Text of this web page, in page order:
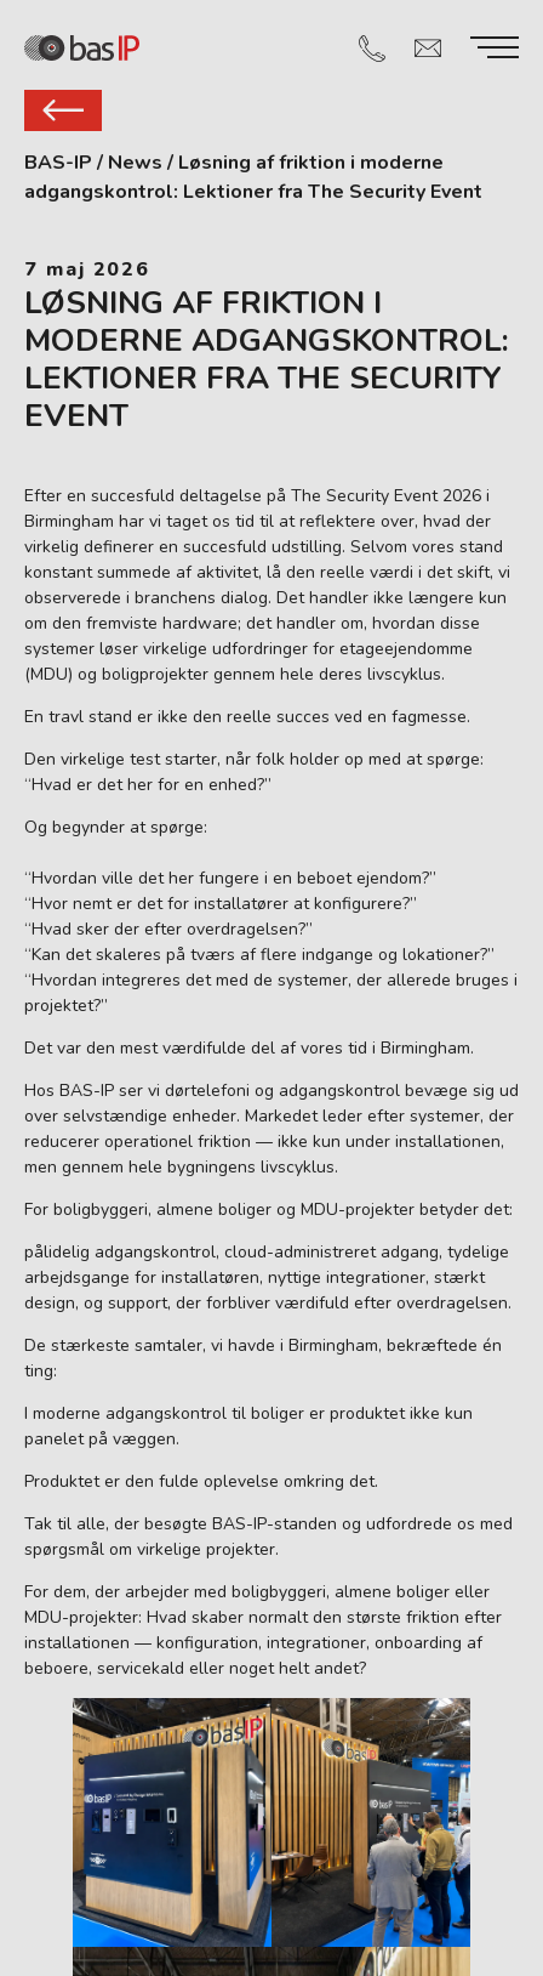
BAS-IP / News / Løsning af friktion i moderne
adgangskontrol: Lektioner fra The Security Event
7 maj 2026
LØSNING AF FRIKTION I
MODERNE ADGANGSKONTROL:
LEKTIONER FRA THE SECURITY
EVENT
Efter en succesfuld deltagelse på The Security Event 2026 i
Birmingham har vi taget os tid til at reflektere over, hvad der
virkelig definerer en succesfuld udstilling. Selvom vores stand
konstant summede af aktivitet, lå den reelle værdi i det skift, vi
observerede i branchens dialog. Det handler ikke længere kun
om den fremviste hardware; det handler om, hvordan disse
systemer løser virkelige udfordringer for etageejendomme
(MDU) og boligprojekter gennem hele deres livscyklus.
En travl stand er ikke den reelle succes ved en fagmesse.
Den virkelige test starter, når folk holder op med at spørge:
“Hvad er det her for en enhed?”
Og begynder at spørge:
“Hvordan ville det her fungere i en beboet ejendom?”
“Hvor nemt er det for installatører at konfigurere?”
“Hvad sker der efter overdragelsen?”
“Kan det skaleres på tværs af flere indgange og lokationer?”
“Hvordan integreres det med de systemer, der allerede bruges i
projektet?”
Det var den mest værdifulde del af vores tid i Birmingham.
Hos BAS-IP ser vi dørtelefoni og adgangskontrol bevæge sig ud
over selvstændige enheder. Markedet leder efter systemer, der
reducerer operationel friktion — ikke kun under installationen,
men gennem hele bygningens livscyklus.
For boligbyggeri, almene boliger og MDU-projekter betyder det:
pålidelig adgangskontrol, cloud-administreret adgang, tydelige
arbejdsgange for installatøren, nyttige integrationer, stærkt
design, og support, der forbliver værdifuld efter overdragelsen.
De stærkeste samtaler, vi havde i Birmingham, bekræftede én
ting:
I moderne adgangskontrol til boliger er produktet ikke kun
panelet på væggen.
Produktet er den fulde oplevelse omkring det.
Tak til alle, der besøgte BAS-IP-standen og udfordrede os med
spørgsmål om virkelige projekter.
For dem, der arbejder med boligbyggeri, almene boliger eller
MDU-projekter: Hvad skaber normalt den største friktion efter
installationen — konfiguration, integrationer, onboarding af
beboere, servicekald eller noget helt andet?